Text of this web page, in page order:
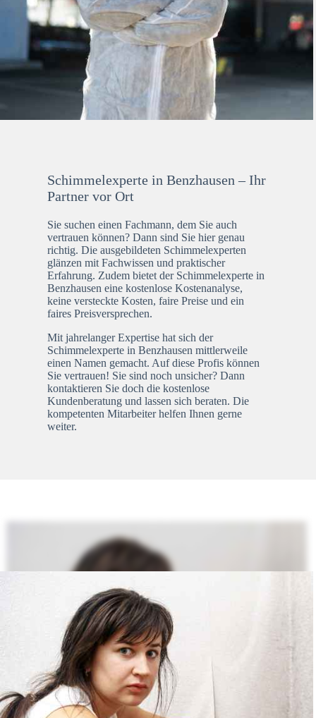
Schimmelexperte in Benzhausen – Ihr
Partner vor Ort
Sie suchen einen Fachmann, dem Sie auch
vertrauen können? Dann sind Sie hier genau
richtig. Die ausgebildeten Schimmelexperten
glänzen mit Fachwissen und praktischer
Erfahrung. Zudem bietet der Schimmelexperte in
Benzhausen eine kostenlose Kostenanalyse,
keine versteckte Kosten, faire Preise und ein
faires Preisversprechen.
Mit jahrelanger Expertise hat sich der
Schimmelexperte in Benzhausen mittlerweile
einen Namen gemacht. Auf diese Profis können
Sie vertrauen! Sie sind noch unsicher? Dann
kontaktieren Sie doch die kostenlose
Kundenberatung und lassen sich beraten. Die
kompetenten Mitarbeiter helfen Ihnen gerne
weiter.